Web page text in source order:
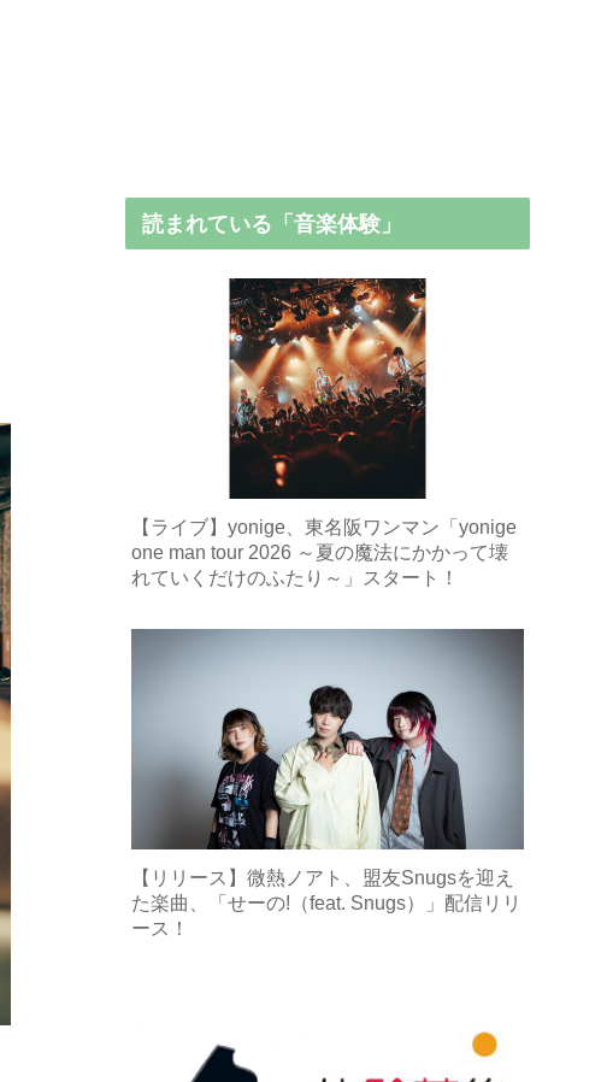
読まれている「音楽体験」
【ライブ】yonige、東名阪ワンマン「yonige
one man tour 2026 ～夏の魔法にかかって壊
れていくだけのふたり～」スタート！
【リリース】微熱ノアト、盟友Snugsを迎え
た楽曲、「せーの!（feat. Snugs）」配信リリ
ース！